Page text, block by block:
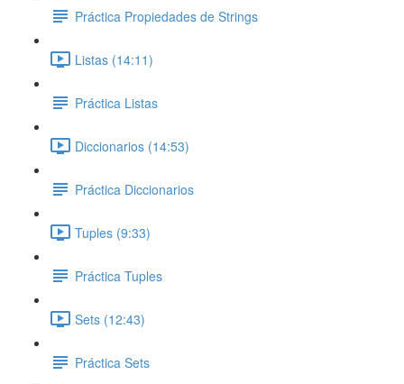
Práctica Propiedades de Strings
Listas (14:11)
Práctica Listas
Diccionarios (14:53)
Práctica Diccionarios
Tuples (9:33)
Práctica Tuples
Sets (12:43)
Práctica Sets